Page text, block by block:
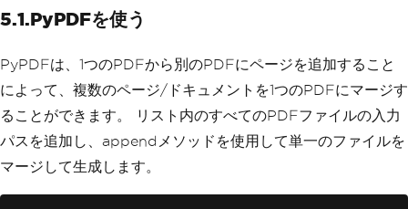
5.1.PyPDFを使う
PyPDFは、1つのPDFから別のPDFにページを追加すること
によって、複数のページ/ドキュメントを1つのPDFにマージす
ることができます。 リスト内のすべてのPDFファイルの入力
パスを追加し、appendメソッドを使用して単一のファイルを
マージして生成します。